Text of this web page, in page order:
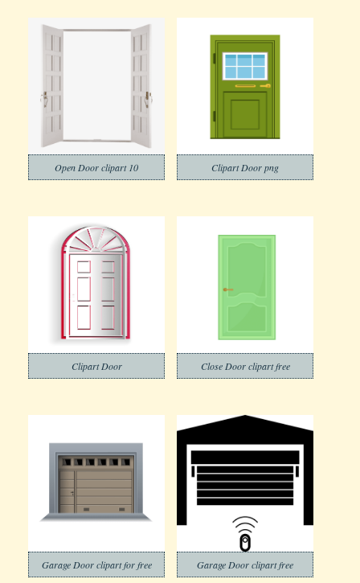
Open Door clipart 10 Clipart Door png
Clipart Door Close Door clipart free
Garage Door clipart for free Garage Door clipart free